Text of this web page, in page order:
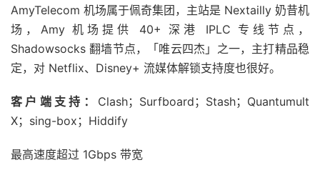
AmyTelecom 机场属于佩奇集团，主站是 Nextailly 奶昔机
场，Amy 机场提供 40+ 深港 IPLC 专线节点，
Shadowsocks 翻墙节点，「唯云四杰」之一，主打精品稳
定，对 Netflix、Disney+ 流媒体解锁支持度也很好。
客户端支持： Clash；Surfboard；Stash；Quantumult
X；sing-box；Hiddify
最高速度超过 1Gbps 带宽